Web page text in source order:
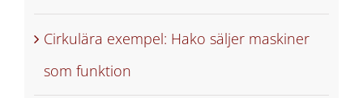
Cirkulära exempel: Hako säljer maskiner
som funktion